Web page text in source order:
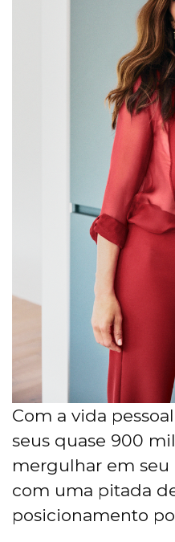
Com a vida
seus quase 900
mergulhar em seu
com uma pitada
posicionamento